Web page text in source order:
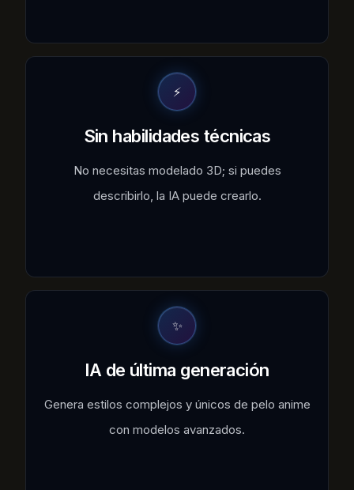
⚡
Sin habilidades técnicas
No necesitas modelado 3D; si puedes
describirlo, la IA puede crearlo.
✨
IA de última generación
Genera estilos complejos y únicos de pelo anime
con modelos avanzados.